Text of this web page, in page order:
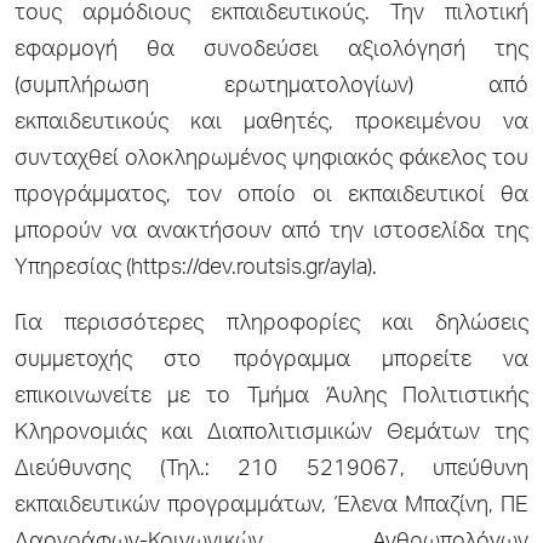
τους αρμόδιους εκπαιδευτικούς. Την πιλοτική
εφαρμογή θα συνοδεύσει αξιολόγησή της
(συμπλήρωση ερωτηματολογίων) από
εκπαιδευτικούς και μαθητές, προκειμένου να
συνταχθεί ολοκληρωμένος ψηφιακός φάκελος του
προγράμματος, τον οποίο οι εκπαιδευτικοί θα
μπορούν να ανακτήσουν από την ιστοσελίδα της
Υπηρεσίας (https://dev.routsis.gr/ayla).
Για περισσότερες πληροφορίες και δηλώσεις
συμμετοχής στο πρόγραμμα μπορείτε να
επικοινωνείτε με το Τμήμα Άυλης Πολιτιστικής
Κληρονομιάς και Διαπολιτισμικών Θεμάτων της
Διεύθυνσης (Τηλ.: 210 5219067, υπεύθυνη
εκπαιδευτικών προγραμμάτων, Έλενα Μπαζίνη, ΠΕ